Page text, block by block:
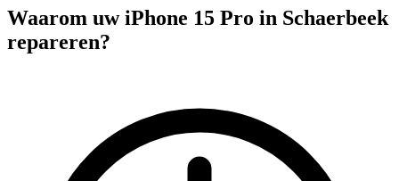
Waarom uw iPhone 15 Pro in Schaerbeek
repareren?